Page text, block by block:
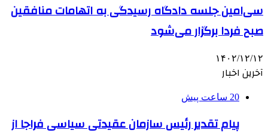
سی‌امین جلسه دادگاه رسیدگی به اتهامات منافقین
صبح فردا برگزار می‌شود
۱۴۰۲/۱۲/۱۲
آخرین اخبار
20 ساعت پیش
پیام تقدیر رئیس سازمان عقیدتی سیاسی فراجا از